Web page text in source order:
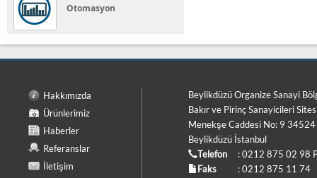
Otomasyon
Hakkımızda
Ürünlerimiz
Haberler
Referanslar
İletişim
Beylikdüzü Organize Sanayi
Bakır ve Pirinç Sanayicileri
Menekşe Caddesi No: 9 34524
Beylikdüzü İstanbul
Telefon
: 0212 875 02 98
Faks
: 0212 875 11 74